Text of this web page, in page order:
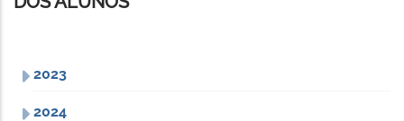
2023
2024